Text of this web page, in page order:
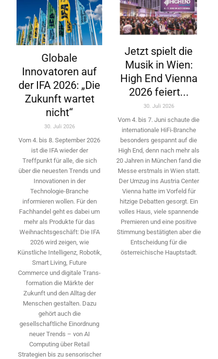
Globale
Innovatoren auf
der IFA 2026: „Die
Zukunft wartet
nicht“
30. Juli 2026
Vom 4. bis 8. September 2026
ist die IFA wieder der
Treffpunkt für alle, die sich
über die neuesten Trends und
Innovationen in der
Technologie-­Branche
informieren wollen. Für den
Fachhandel geht es dabei um
mehr als Produkte für das
Weihnachtsgeschäft: Die IFA
2026 wird ­zeigen, wie
Künstliche Intelligenz, Robotik,
Smart Living, Future
Commerce und digitale Trans­
formation die Märkte der
Zukunft und den Alltag der
Menschen gestalten. Dazu
gehört auch die
gesellschaftliche Einordnung
neuer Trends – von AI
Computing über Retail
Strategien bis zu sensorischer
Jetzt spielt die
Musik in Wien:
High End Vienna
2026 feiert...
30. Juli 2026
Vom 4. bis 7. Juni schaute die
internationale HiFi-Branche
besonders gespannt auf die
High End, denn nach mehr als
20 Jahren in München fand die
Messe erstmals in Wien statt.
Der Umzug ins Austria Center
Vienna hatte im Vorfeld für
hitzige Debatten gesorgt. Ein
volles Haus, viele spannende
Premieren und eine positive
Stimmung bestätigten aber die
Entscheidung für die
österreichische Hauptstadt.